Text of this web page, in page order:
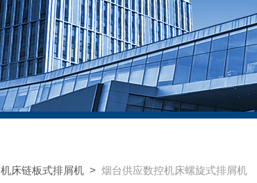
机床链板式排屑机 > 烟台供应数控机床螺旋式排屑机